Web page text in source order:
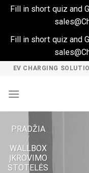
Fill in short quiz and
Fill in short quiz and
Skip
content
EV CHARGING
PRADŽIA
/
WALLBOX
ĮKROVIMO
STOTELĖS